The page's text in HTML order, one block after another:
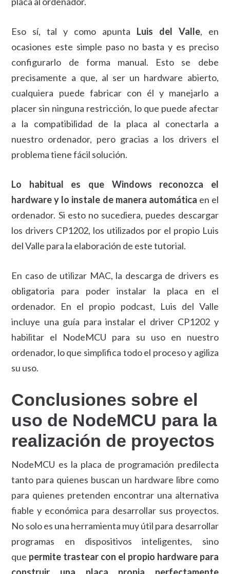
Eso sí, tal y como apunta Luis del Valle, en
ocasiones este simple paso no basta y es preciso
configurarlo de forma manual. Esto se debe
precisamente a que, al ser un hardware abierto,
cualquiera puede fabricar con él y manejarlo a
placer sin ninguna restricción, lo que puede afectar
a la compatibilidad de la placa al conectarla a
nuestro ordenador, pero gracias a los drivers el
problema tiene fácil solución.
Lo habitual es que Windows reconozca el
hardware y lo instale de manera automática en el
ordenador. Si esto no sucediera, puedes descargar
los drivers CP1202, los utilizados por el propio Luis
del Valle para la elaboración de este tutorial.
En caso de utilizar MAC, la descarga de drivers es
obligatoria para poder instalar la placa en el
ordenador. En el propio podcast, Luis del Valle
incluye una guía para instalar el driver CP1202 y
habilitar el NodeMCU para su uso en nuestro
ordenador, lo que simplifica todo el proceso y agiliza
su uso.
Conclusiones sobre el
uso de NodeMCU para la
realización de proyectos
NodeMCU es la placa de programación predilecta
tanto para quienes buscan un hardware libre como
para quienes pretenden encontrar una alternativa
fiable y económica para desarrollar sus proyectos.
No solo es una herramienta muy útil para desarrollar
programas en dispositivos inteligentes, sino
que permite trastear con el propio hardware para